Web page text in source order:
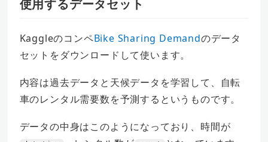
使用するデータセット
KaggleのコンペBike Sharing Demandのデータ
セットをダウンロードして使います。
内容は過去データと天候データを学習して、自転
車のレンタル需要数を予測するというものです。
データの中身はこのようになっており、時間が